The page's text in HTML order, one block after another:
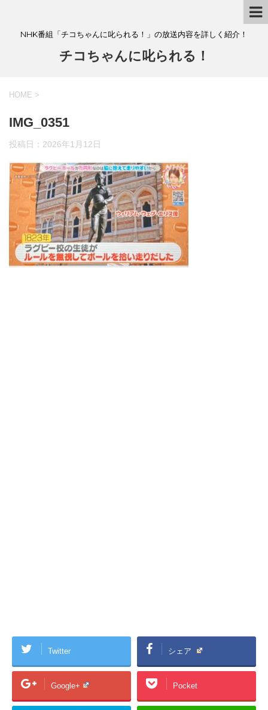
NHK番組「チコちゃんに叱られる！」の放送内容を詳しく紹介！
チコちゃんに叱られる！
HOME >
IMG_0351
投稿日： 2026年1月12日
Twitter シェア
Google+ Pocket